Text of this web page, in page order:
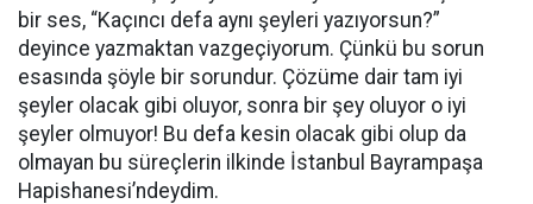
bir ses, “Kaçıncı defa aynı şeyleri yazıyorsun?”
deyince yazmaktan vazgeçiyorum. Çünkü bu sorun
esasında şöyle bir sorundur. Çözüme dair tam iyi
şeyler olacak gibi oluyor, sonra bir şey oluyor o iyi
şeyler olmuyor! Bu defa kesin olacak gibi olup da
olmayan bu süreçlerin ilkinde İstanbul Bayrampaşa
Hapishanesi’ndeydim.